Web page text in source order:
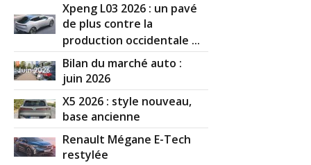
Xpeng L03 2026 : un pavé
de plus contre la
production occidentale ...
Bilan du marché auto :
juin 2026
X5 2026 : style nouveau,
base ancienne
Renault Mégane E-Tech
restylée